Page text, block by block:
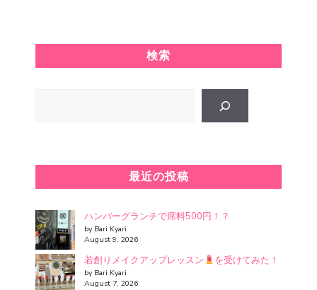
検索
最近の投稿
ハンバーグランチで席料500円！？
by Bari Kyari
August 9, 2026
若創りメイクアップレッスン を受けてみた！
by Bari Kyari
August 7, 2026